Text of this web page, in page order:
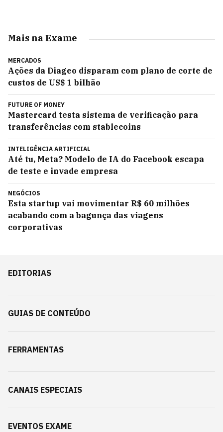
Mais na Exame
MERCADOS
Ações da Diageo disparam com plano de corte de
custos de US$ 1 bilhão
FUTURE OF MONEY
Mastercard testa sistema de verificação para
transferências com stablecoins
INTELIGÊNCIA ARTIFICIAL
Até tu, Meta? Modelo de IA do Facebook escapa
de teste e invade empresa
NEGÓCIOS
Esta startup vai movimentar R$ 60 milhões
acabando com a bagunça das viagens
corporativas
EDITORIAS
GUIAS DE CONTEÚDO
FERRAMENTAS
CANAIS ESPECIAIS
EVENTOS EXAME